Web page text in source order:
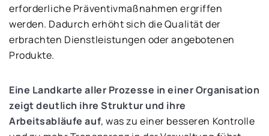
erforderliche Präventivmaßnahmen ergriffen
werden. Dadurch erhöht sich die Qualität der
erbrachten Dienstleistungen oder angebotenen
Produkte.
Eine Landkarte aller Prozesse in einer Organisation
zeigt deutlich ihre Struktur und ihre
Arbeitsabläufe auf, was zu einer besseren Kontrolle